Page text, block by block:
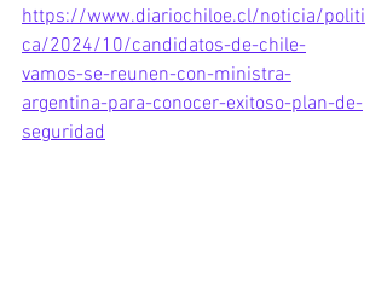
https://www.diariochiloe.cl/noticia/politi
ca/2024/10/candidatos-de-chile-
vamos-se-reunen-con-ministra-
argentina-para-conocer-exitoso-plan-de-
seguridad